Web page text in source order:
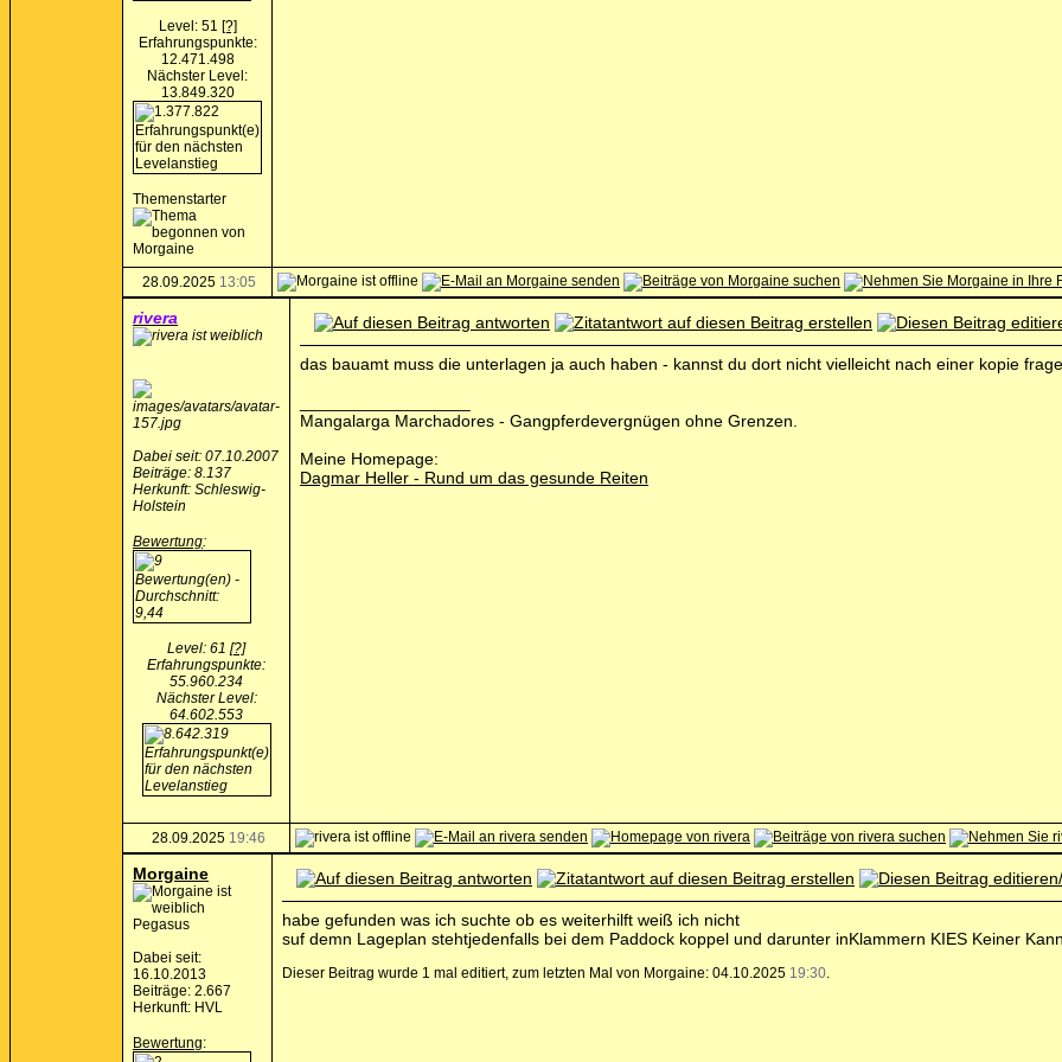
Level: 51 [?]
Erfahrungspunkte:
12.471.498
Nächster Level:
13.849.320
Themenstarter
28.09.2025 13:05
rivera
Dabei seit: 07.10.2007
Beiträge: 8.137
Herkunft: Schleswig-
Holstein
Bewertung:
Level: 61 [?]
Erfahrungspunkte:
55.960.234
Nächster Level:
64.602.553
das bauamt muss die unterlagen ja auch haben - kannst du dort nicht vielleicht nach einer kopie
Mangalarga Marchadores - Gangpferdevergnügen ohne Grenzen.
Meine Homepage:
Dagmar Heller - Rund um das gesunde Reiten
28.09.2025 19:46
Morgaine
Pegasus
Dabei seit:
16.10.2013
Beiträge: 2.667
Herkunft: HVL
Bewertung:
habe gefunden was ich suchte ob es weiterhilft weiß ich nicht
suf demn Lageplan stehtjedenfalls bei dem Paddock koppel und darunter inKlammern KIES Keiner
Dieser Beitrag wurde 1 mal editiert, zum letzten Mal von Morgaine: 04.10.2025 19:30.